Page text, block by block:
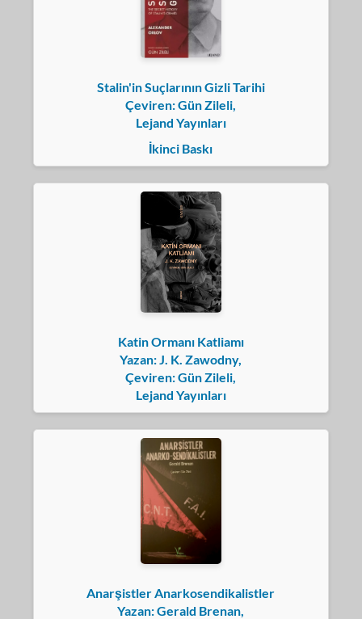
Stalin'in Suçlarının Gizli Tarihi
Çeviren: Gün Zileli,
Lejand Yayınları
İkinci Baskı
Katin Ormanı Katliamı
Yazan: J. K. Zawodny,
Çeviren: Gün Zileli,
Lejand Yayınları
Anarşistler Anarkosendikalistler
Yazan: Gerald Brenan,